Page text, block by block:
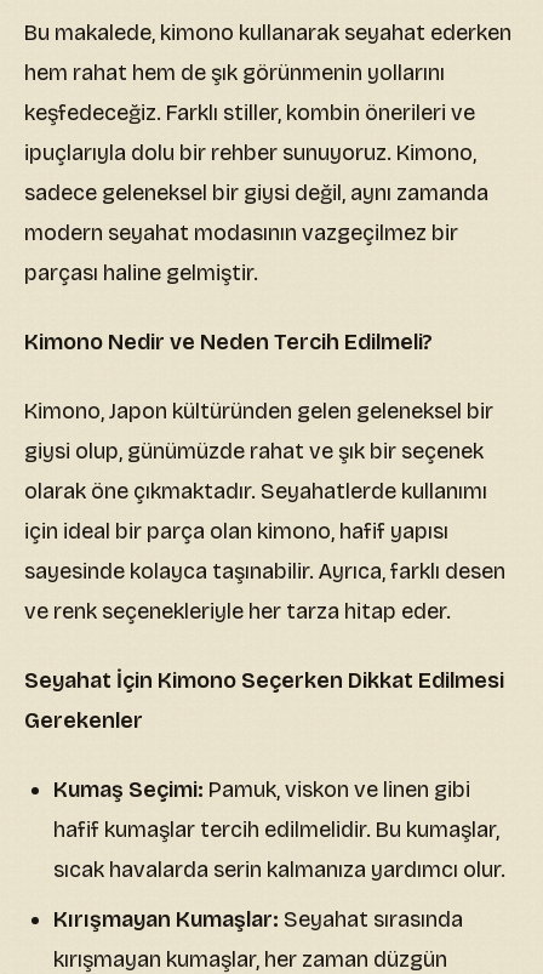
Bu makalede, kimono kullanarak seyahat ederken
hem rahat hem de şık görünmenin yollarını
keşfedeceğiz. Farklı stiller, kombin önerileri ve
ipuçlarıyla dolu bir rehber sunuyoruz. Kimono,
sadece geleneksel bir giysi değil, aynı zamanda
modern seyahat modasının vazgeçilmez bir
parçası haline gelmiştir.
Kimono Nedir ve Neden Tercih Edilmeli?
Kimono, Japon kültüründen gelen geleneksel bir
giysi olup, günümüzde rahat ve şık bir seçenek
olarak öne çıkmaktadır. Seyahatlerde kullanımı
için ideal bir parça olan kimono, hafif yapısı
sayesinde kolayca taşınabilir. Ayrıca, farklı desen
ve renk seçenekleriyle her tarza hitap eder.
Seyahat İçin Kimono Seçerken Dikkat Edilmesi
Gerekenler
Kumaş Seçimi: Pamuk, viskon ve linen gibi
hafif kumaşlar tercih edilmelidir. Bu kumaşlar,
sıcak havalarda serin kalmanıza yardımcı olur.
Kırışmayan Kumaşlar: Seyahat sırasında
kırışmayan kumaşlar, her zaman düzgün